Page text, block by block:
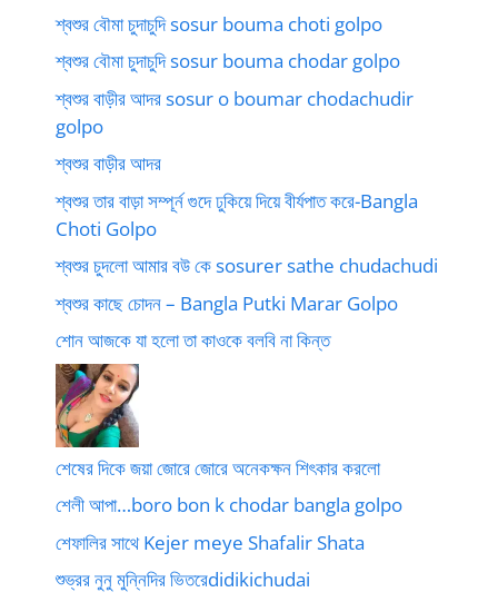
শ্বশুর বৌমা চুদাচুদি sosur bouma choti golpo
শ্বশুর বৌমা চুদাচুদি sosur bouma chodar golpo
শ্বশুর বাড়ীর আদর sosur o boumar chodachudir
golpo
শ্বশুর বাড়ীর আদর
শ্বশুর তার বাড়া সম্পূর্ন গুদে ঢুকিয়ে দিয়ে বীর্যপাত করে-Bangla
Choti Golpo
শ্বশুর চুদলো আমার বউ কে sosurer sathe chudachudi
শ্বশুর কাছে চোদন – Bangla Putki Marar Golpo
শোন আজকে যা হলো তা কাওকে বলবি না কিন্ত
শেষের দিকে জয়া জোরে জোরে অনেকক্ষন শিৎকার করলো
শেলী আপা…boro bon k chodar bangla golpo
শেফালির সাথে Kejer meye Shafalir Shata
শুভ্রর নুনু মুন্নিদির ভিতরেdidikichudai